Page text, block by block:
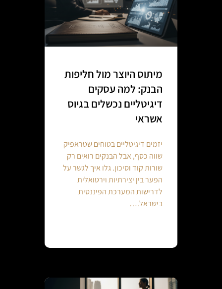
מיתוס היוצר מול חליפות
הבנק: למה עסקים
דיגיטליים נכשלים בגיוס
אשראי
יזמים דיגיטליים בטוחים שטראפיק
שווה כסף, אבל הבנקים רואים רק
שורות קוד וסיכון. גלו איך לגשר על
הפער בין יצירתיות וירטואלית
לדרישות המערכת הפיננסית
בישראל.…